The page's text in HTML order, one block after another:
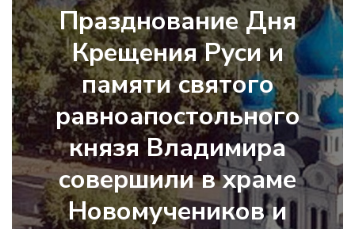
Празднование Дня
Крещения Руси и
памяти святого
равноапостольного
князя Владимира
совершили в храме
Новомучеников и